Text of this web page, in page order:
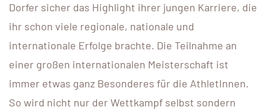
Dorfer sicher das Highlight ihrer jungen Karriere, die
ihr schon viele regionale, nationale und
internationale Erfolge brachte. Die Teilnahme an
einer großen internationalen Meisterschaft ist
immer etwas ganz Besonderes für die AthletInnen.
So wird nicht nur der Wettkampf selbst sondern